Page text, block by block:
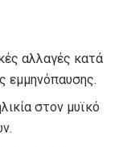
αλλαγές κατά
εμμηνόπαυσης.
στον μυϊκό